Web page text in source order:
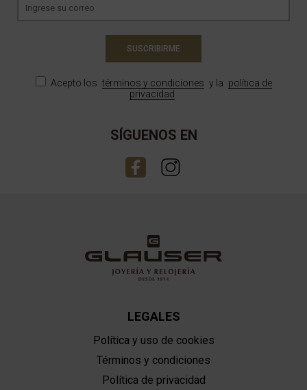
SUSCRIBIRME
Acepto los términos y condiciones y la política de
privacidad
SÍGUENOS EN
LEGALES
Política y uso de cookies
Términos y condiciones
Política de privacidad